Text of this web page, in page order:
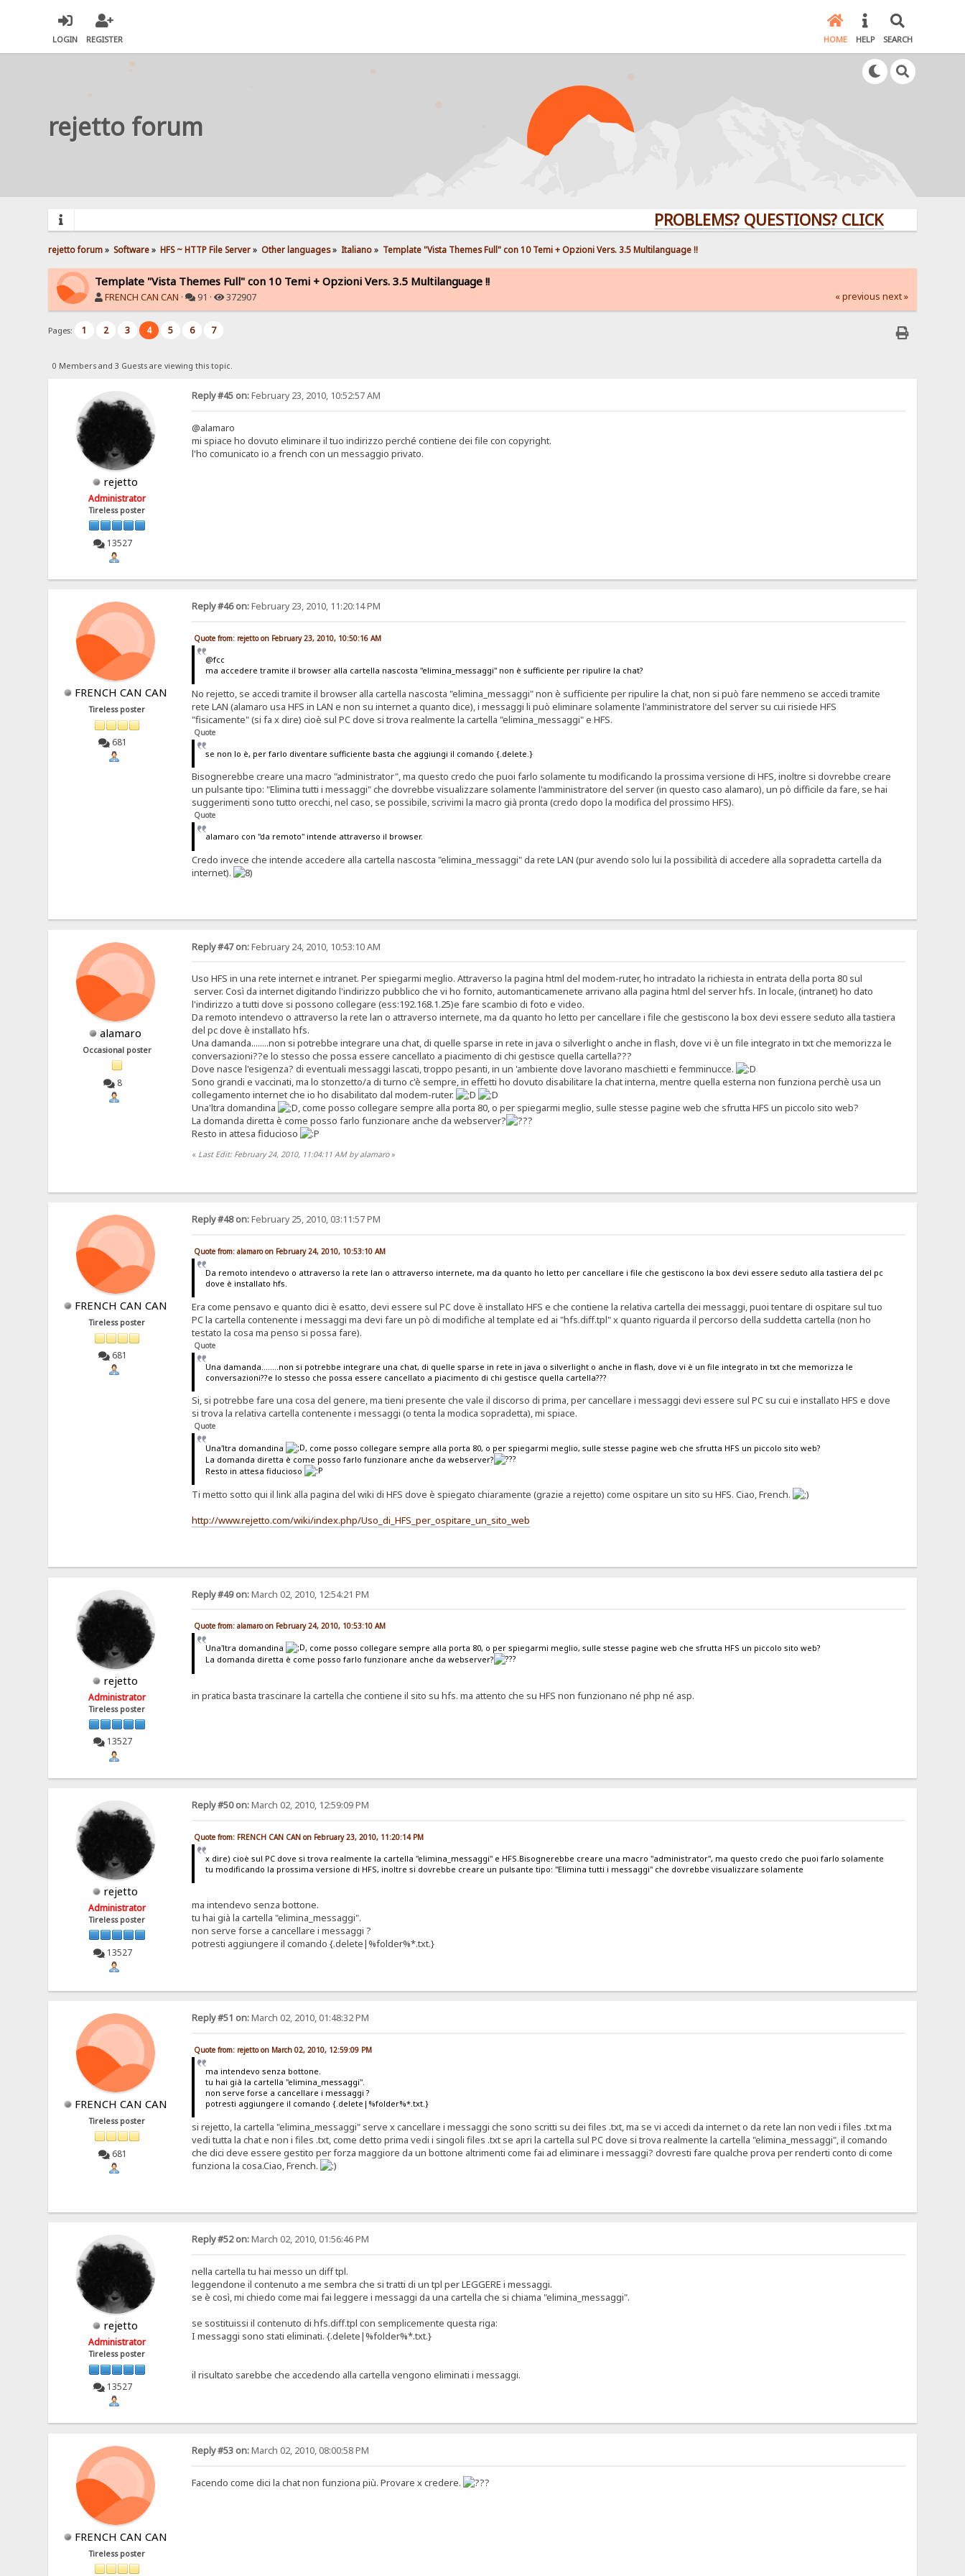
LOGIN REGISTER HOME HELP SEARCH
rejetto forum
PROBLEMS? QUESTIONS? CLICK HERE!
rejetto forum» Software» HFS ~ HTTP File Server» Other languages» Italiano» Template "Vista Themes Full" con 10 Temi + Opzioni Vers. 3.5 Multilanguage !!
Template "Vista Themes Full" con 10 Temi + Opzioni Vers. 3.5 Multilanguage !!
FRENCH CAN CAN · 91 · 372907 « previous next »
Pages: 1 2 3 4 5 6 7
0 Members and 3 Guests are viewing this topic.
rejetto
Administrator
Tireless poster
13527
Reply #45 on:February 23, 2010, 10:52:57 AM
@alamaro
mi spiace ho dovuto eliminare il tuo indirizzo perché contiene dei file con copyright.
l'ho comunicato io a french con un messaggio privato.
FRENCH CAN CAN
Tireless poster
681
Reply #46 on:February 23, 2010, 11:20:14 PM
Quote from: rejetto on February 23, 2010, 10:50:16 AM
@fcc
ma accedere tramite il browser alla cartella nascosta "elimina_messaggi" non è sufficiente per ripulire la chat?
No rejetto, se accedi tramite il browser alla cartella nascosta "elimina_messaggi" non è sufficiente per ripulire la chat, non si può fare nemmeno se accedi tramite
rete LAN (alamaro usa HFS in LAN e non su internet a quanto dice), i messaggi li può eliminare solamente l'amministratore del server su cui risiede HFS
"fisicamente" (si fa x dire) cioè sul PC dove si trova realmente la cartella "elimina_messaggi" e HFS.
Quote
se non lo è, per farlo diventare sufficiente basta che aggiungi il comando {.delete.}
Bisognerebbe creare una macro "administrator", ma questo credo che puoi farlo solamente tu modificando la prossima versione di HFS, inoltre si dovrebbe creare
un pulsante tipo: "Elimina tutti i messaggi" che dovrebbe visualizzare solamente l'amministratore del server (in questo caso alamaro), un pò difficile da fare, se hai
suggerimenti sono tutto orecchi, nel caso, se possibile, scrivimi la macro già pronta (credo dopo la modifica del prossimo HFS).
Quote
alamaro con "da remoto" intende attraverso il browser.
Credo invece che intende accedere alla cartella nascosta "elimina_messaggi" da rete LAN (pur avendo solo lui la possibilità di accedere alla sopradetta cartella da
internet).
alamaro
Occasional poster
8
Reply #47 on:February 24, 2010, 10:53:10 AM
Uso HFS in una rete internet e intranet. Per spiegarmi meglio. Attraverso la pagina html del modem-ruter, ho intradato la richiesta in entrata della porta 80 sul
server. Così da internet digitando l'indirizzo pubblico che vi ho fornito, automanticamenete arrivano alla pagina html del server hfs. In locale, (intranet) ho dato
l'indirizzo a tutti dove si possono collegare (ess:192.168.1.25)e fare scambio di foto e video.
Da remoto intendevo o attraverso la rete lan o attraverso internete, ma da quanto ho letto per cancellare i file che gestiscono la box devi essere seduto alla tastiera
del pc dove è installato hfs.
Una damanda........non si potrebbe integrare una chat, di quelle sparse in rete in java o silverlight o anche in flash, dove vi è un file integrato in txt che memorizza le
conversazioni??e lo stesso che possa essere cancellato a piacimento di chi gestisce quella cartella???
Dove nasce l'esigenza? di eventuali messaggi lascati, troppo pesanti, in un 'ambiente dove lavorano maschietti e femminucce.
Sono grandi e vaccinati, ma lo stonzetto/a di turno c'è sempre, in effetti ho dovuto disabilitare la chat interna, mentre quella esterna non funziona perchè usa un
collegamento internet che io ho disabilitato dal modem-ruter.
Una'ltra domandina
, come posso collegare sempre alla porta 80, o per spiegarmi meglio, sulle stesse pagine web che sfrutta HFS un piccolo sito web?
La domanda diretta è come posso farlo funzionare anche da webserver?
Resto in attesa fiducioso
« Last Edit: February 24, 2010, 11:04:11 AM by alamaro»
FRENCH CAN CAN
Tireless poster
681
Reply #48 on:February 25, 2010, 03:11:57 PM
Quote from: alamaro on February 24, 2010, 10:53:10 AM
Da remoto intendevo o attraverso la rete lan o attraverso internete, ma da quanto ho letto per cancellare i file che gestiscono la box devi essere seduto alla tastiera del pc
dove è installato hfs.
Era come pensavo e quanto dici è esatto, devi essere sul PC dove è installato HFS e che contiene la relativa cartella dei messaggi, puoi tentare di ospitare sul tuo
PC la cartella contenente i messaggi ma devi fare un pò di modifiche al template ed ai "hfs.diff.tpl" x quanto riguarda il percorso della suddetta cartella (non ho
testato la cosa ma penso si possa fare).
Quote
Una damanda........non si potrebbe integrare una chat, di quelle sparse in rete in java o silverlight o anche in flash, dove vi è un file integrato in txt che memorizza le
conversazioni??e lo stesso che possa essere cancellato a piacimento di chi gestisce quella cartella???
Si, si potrebbe fare una cosa del genere, ma tieni presente che vale il discorso di prima, per cancellare i messaggi devi essere sul PC su cui e installato HFS e dove
si trova la relativa cartella contenente i messaggi (o tenta la modica sopradetta), mi spiace.
Quote
Una'ltra domandina
, come posso collegare sempre alla porta 80, o per spiegarmi meglio, sulle stesse pagine web che sfrutta HFS un piccolo sito web?
La domanda diretta è come posso farlo funzionare anche da webserver?
Resto in attesa fiducioso
Ti metto sotto qui il link alla pagina del wiki di HFS dove è spiegato chiaramente (grazie a rejetto) come ospitare un sito su HFS. Ciao, French.
http://www.rejetto.com/wiki/index.php/Uso_di_HFS_per_ospitare_un_sito_web
rejetto
Administrator
Tireless poster
13527
Reply #49 on:March 02, 2010, 12:54:21 PM
Quote from: alamaro on February 24, 2010, 10:53:10 AM
Una'ltra domandina
, come posso collegare sempre alla porta 80, o per spiegarmi meglio, sulle stesse pagine web che sfrutta HFS un piccolo sito web?
La domanda diretta è come posso farlo funzionare anche da webserver?
in pratica basta trascinare la cartella che contiene il sito su hfs. ma attento che su HFS non funzionano né php né asp.
rejetto
Administrator
Tireless poster
13527
Reply #50 on:March 02, 2010, 12:59:09 PM
Quote from: FRENCH CAN CAN on February 23, 2010, 11:20:14 PM
x dire) cioè sul PC dove si trova realmente la cartella "elimina_messaggi" e HFS.Bisognerebbe creare una macro "administrator", ma questo credo che puoi farlo solamente
tu modificando la prossima versione di HFS, inoltre si dovrebbe creare un pulsante tipo: "Elimina tutti i messaggi" che dovrebbe visualizzare solamente
ma intendevo senza bottone.
tu hai già la cartella "elimina_messaggi".
non serve forse a cancellare i messaggi ?
potresti aggiungere il comando {.delete|%folder%*.txt.}
FRENCH CAN CAN
Tireless poster
681
Reply #51 on:March 02, 2010, 01:48:32 PM
Quote from: rejetto on March 02, 2010, 12:59:09 PM
ma intendevo senza bottone.
tu hai già la cartella "elimina_messaggi".
non serve forse a cancellare i messaggi ?
potresti aggiungere il comando {.delete|%folder%*.txt.}
si rejetto, la cartella "elimina_messaggi" serve x cancellare i messaggi che sono scritti su dei files .txt, ma se vi accedi da internet o da rete lan non vedi i files .txt ma
vedi tutta la chat e non i files .txt, come detto prima vedi i singoli files .txt se apri la cartella sul PC dove si trova realmente la cartella "elimina_messaggi", il comando
che dici deve essere gestito per forza maggiore da un bottone altrimenti come fai ad eliminare i messaggi? dovresti fare qualche prova per renderti conto di come
funziona la cosa.Ciao, French.
rejetto
Administrator
Tireless poster
13527
Reply #52 on:March 02, 2010, 01:56:46 PM
nella cartella tu hai messo un diff tpl.
leggendone il contenuto a me sembra che si tratti di un tpl per LEGGERE i messaggi.
se è così, mi chiedo come mai fai leggere i messaggi da una cartella che si chiama "elimina_messaggi".
se sostituissi il contenuto di hfs.diff.tpl con semplicemente questa riga:
I messaggi sono stati eliminati. {.delete|%folder%*.txt.}
il risultato sarebbe che accedendo alla cartella vengono eliminati i messaggi.
FRENCH CAN CAN
Tireless poster
Reply #53 on:March 02, 2010, 08:00:58 PM
Facendo come dici la chat non funziona più. Provare x credere.